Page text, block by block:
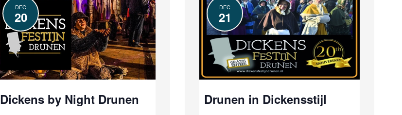
DEC
20
Dickens by Night Drunen
DEC
21
Drunen in Dickensstijl